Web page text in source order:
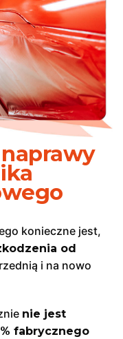
konieczne jest,
od
i na nowo
nie jest
fabrycznego